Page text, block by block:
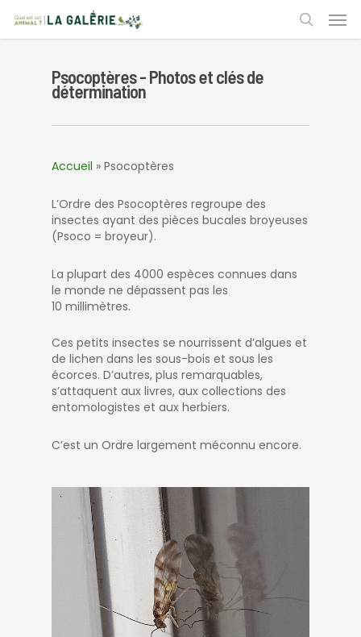
main
search
Psocoptères - Photos et clés de
détermination
Accueil » Psocoptères
L’Ordre des Psocoptères regroupe des
insectes ayant des pièces bucales broyeuses
(Psoco = broyeur).
La plupart des 4000 espèces connues dans
le monde ne dépassent pas les
10 millimètres.
Ces petits insectes se nourrissent d’algues et
de lichen dans les sous-bois et sous les
écorces. D’autres, plus remarquables,
s’attaquent aux livres, aux collections des
entomologistes et aux herbiers.
C’est un Ordre largement méconnu encore.